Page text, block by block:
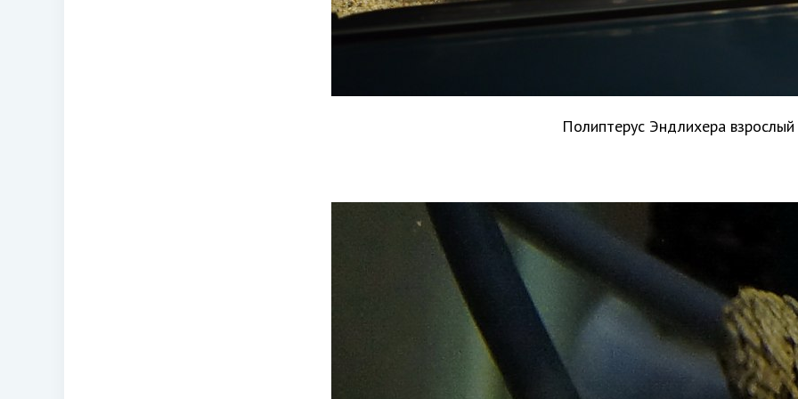
Полиптерус Эндлихера взрослый